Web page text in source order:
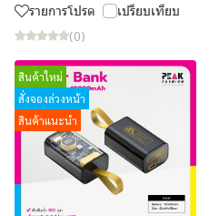
รายการโปรด เปรียบเทียบ
(0)
สินค้าใหม่
สั่งจองล่วงหน้า
สินค้าแนะนำ